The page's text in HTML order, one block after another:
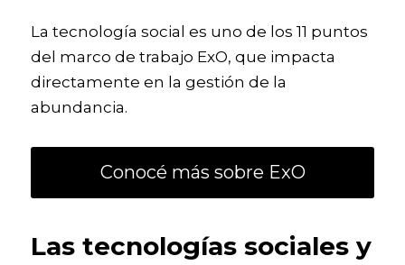
La tecnología social es uno de los 11 puntos
del marco de trabajo ExO, que impacta
directamente en la gestión de la
abundancia.
Conocé más sobre ExO
Las tecnologías sociales y